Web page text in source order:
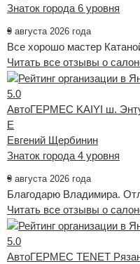
Знаток города 6 уровня
9 августа 2026 года
Все хорошо мастер
Читать все отзывы о
5.0
АвтоГЕРМЕС KAIYI ш.
Е
Евгений Щербинин
Знаток города 4 уровня
9 августа 2026 года
Благодарю Владимира.
Читать все отзывы о
5.0
АвтоГЕРМЕС TENET